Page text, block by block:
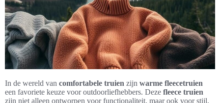
In de wereld van comfortabele truien zijn warme fleecetruien
een favoriete keuze voor outdoorliefhebbers. Deze fleece truien
zijn niet alleen ontworpen voor functionaliteit, maar ook voor stijl,